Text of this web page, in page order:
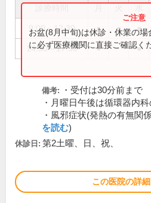
9:00～12:30 ● ● ●
14:30～17:30 ● ●
お盆(8月中旬)は休診・休業の
に必ず医療機関に直接ご確認く
備考:
・受付は30分前まで
・月曜日午後は循環器内
・風邪症状(発熱の有無関
を読む)
休診日: 第2土曜、日、祝、
この医院の詳